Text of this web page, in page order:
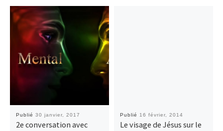
Publié 30 janvier, 2017
2e conversation avec
Publié 16 février, 2014
Le visage de Jésus sur le